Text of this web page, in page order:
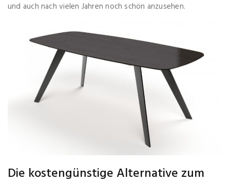
und auch nach vielen Jahren noch schön anzusehen.
Die kostengünstige Alternative zum